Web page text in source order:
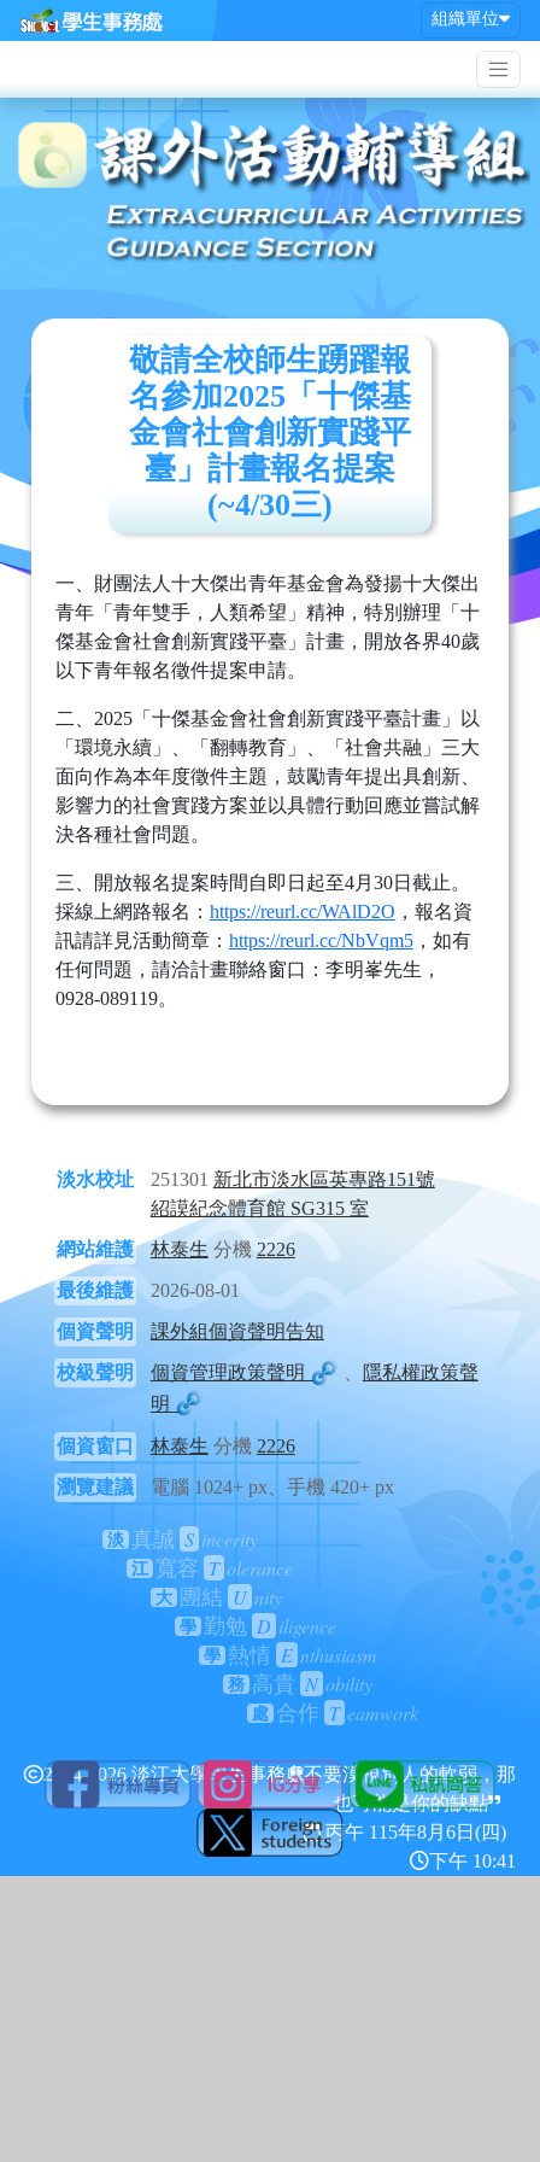
組織單位
敬請全校師生踴躍報
名參加2025「十傑基
金會社會創新實踐平
臺」計畫報名提案
(~4/30三)
一、財團法人十大傑出青年基金會為發揚十大傑出
青年「青年雙手，人類希望」精神，特別辦理「十
傑基金會社會創新實踐平臺」計畫，開放各界40歲
以下青年報名徵件提案申請。
二、2025「十傑基金會社會創新實踐平臺計畫」以
「環境永續」、「翻轉教育」、「社會共融」三大
面向作為本年度徵件主題，鼓勵青年提出具創新、
影響力的社會實踐方案並以具體行動回應並嘗試解
決各種社會問題。
三、開放報名提案時間自即日起至4月30日截止。
採線上網路報名： https://reurl.cc/WAlD2O ，報名資
訊請詳見活動簡章： https://reurl.cc/NbVqm5，如有
任何問題，請洽計畫聯絡窗口：李明峯先生，
0928-089119。
淡水校址 251301 新北市淡水區英專路151號
紹謨紀念體育館 SG315 室
網站維護
林泰生 分機 2226
最後維護
2026-08-01
個資聲明
課外組個資聲明告知
校級聲明
個資管理政策聲明 、
隱私權政策聲
明
個資窗口 林泰生 分機 2226
瀏覽建議
電腦 1024+ px、手機 420+ px
淡 真誠 S incerity
江 寬容 T olerance
大 團結 U nity
學 勤勉 D iligence
學 熱情 E nthusiasm
務 高貴 N obility
處 合作 T eamwork
2024-2026 淡江大學學生事務處不要漠視別人的軟弱，那
也可能是你的缺點
丙午 115年8月6日(四)
下午 10:41